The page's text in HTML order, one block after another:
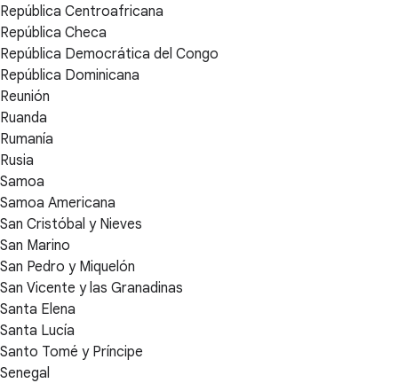
República Centroafricana
República Checa
República Democrática del Congo
República Dominicana
Reunión
Ruanda
Rumanía
Rusia
Samoa
Samoa Americana
San Cristóbal y Nieves
San Marino
San Pedro y Miquelón
San Vicente y las Granadinas
Santa Elena
Santa Lucía
Santo Tomé y Príncipe
Senegal